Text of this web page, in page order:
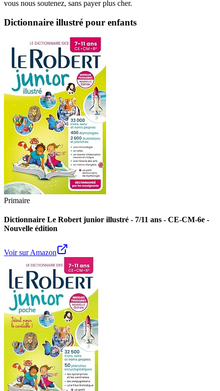
vous nous soutenez, sans payer plus cher.
Dictionnaire illustré pour enfants
Primaire
Dictionnaire Le Robert junior illustré - 7/11 ans - CE-CM-6e -
Nouvelle édition
Voir sur Amazon